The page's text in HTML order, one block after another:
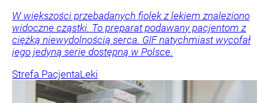
W większości przebadanych fiolek z lekiem znaleziono
widoczne cząstki. To preparat podawany pacjentom z
ciężką niewydolnością serca. GIF natychmiast wycofał
jego jedyną serię dostępną w Polsce.
Strefa PacjentaLeki